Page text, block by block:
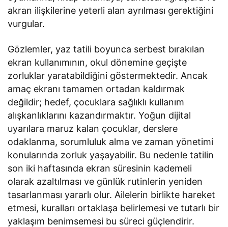
akran ilişkilerine yeterli alan ayrılması gerektiğini
vurgular.
Gözlemler, yaz tatili boyunca serbest bırakılan
ekran kullanımının, okul dönemine geçişte
zorluklar yaratabildiğini göstermektedir. Ancak
amaç ekranı tamamen ortadan kaldırmak
değildir; hedef, çocuklara sağlıklı kullanım
alışkanlıklarını kazandırmaktır. Yoğun dijital
uyarılara maruz kalan çocuklar, derslere
odaklanma, sorumluluk alma ve zaman yönetimi
konularında zorluk yaşayabilir. Bu nedenle tatilin
son iki haftasında ekran süresinin kademeli
olarak azaltılması ve günlük rutinlerin yeniden
tasarlanması yararlı olur. Ailelerin birlikte hareket
etmesi, kuralları ortaklaşa belirlemesi ve tutarlı bir
yaklaşım benimsemesi bu süreci güçlendirir.